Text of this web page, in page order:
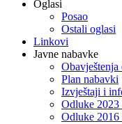
Oglasi
Posao
Ostali oglasi
Linkovi
Javne nabavke
Obavještenja
Plan nabavki
Izvještaji i
Odluke 2023
Odluke 2016